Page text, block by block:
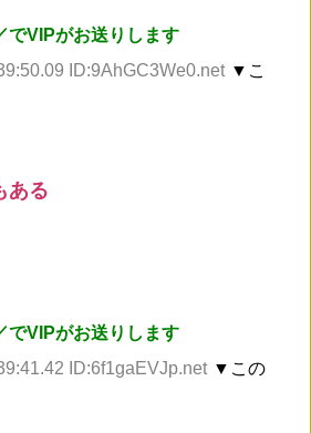
でVIPがお送りします
ID:9AhGC3We0.net ▼こ
ある
でVIPがお送りします
ID:6f1gaEVJp.net ▼この